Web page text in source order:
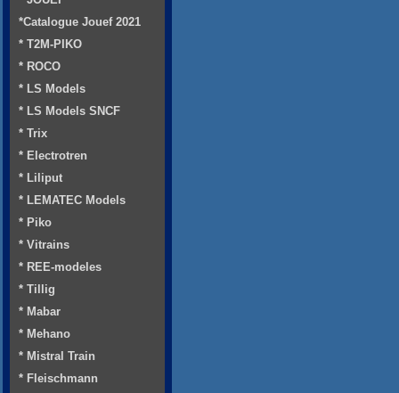
*Catalogue Jouef 2021
* T2M-PIKO
* ROCO
* LS Models
* LS Models SNCF
* Trix
* Electrotren
* Liliput
* LEMATEC Models
* Piko
* Vitrains
* REE-modeles
* Tillig
* Mabar
* Mehano
* Mistral Train
* Fleischmann